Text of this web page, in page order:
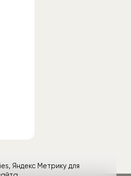
Яндекс Метрику для